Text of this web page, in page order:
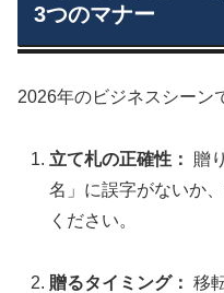
3つのマナー
2026年のビジネスシーン
立て札の正確性：
贈
名」に誤字がないか
ください。
贈るタイミング： 移